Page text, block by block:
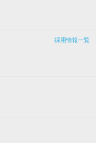
採用情報一覧